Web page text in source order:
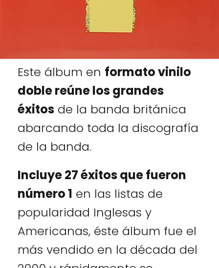
Este álbum en formato vinilo
doble reúne los grandes
éxitosde la banda británica
abarcando toda la discografía
de la banda.
Incluye 27 éxitos que fueron
número 1 en las listas de
popularidad Inglesas y
Americanas, éste álbum fue el
más vendido en la década del